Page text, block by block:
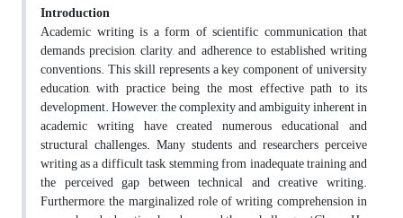
Introduction
Academic writing is a form of scientific communication that
demands precision, clarity, and adherence to established writing
conventions. This skill represents a key component of university
education, with practice being the most effective path to its
development. However, the complexity and ambiguity inherent in
academic writing have created numerous educational and
structural challenges. Many students and researchers perceive
writing as a difficult task, stemming from inadequate training and
the perceived gap between technical and creative writing.
Furthermore, the marginalized role of writing comprehension in